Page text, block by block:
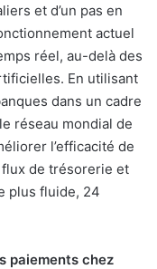
et d’un pas en
actuel
réel, au-delà des
En utilisant
dans un cadre
réseau mondial de
l’efficacité de
de trésorerie et
plus fluide, 24
paiements chez